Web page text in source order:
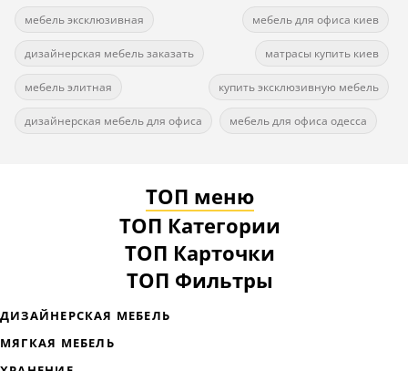
мебель эксклюзивная мебель для офиса киев
дизайнерская мебель заказать матрасы купить киев
мебель элитная купить эксклюзивную мебель
дизайнерская мебель для офиса мебель для офиса одесса
ТОП меню
ТОП Категории
ТОП Карточки
ТОП Фильтры